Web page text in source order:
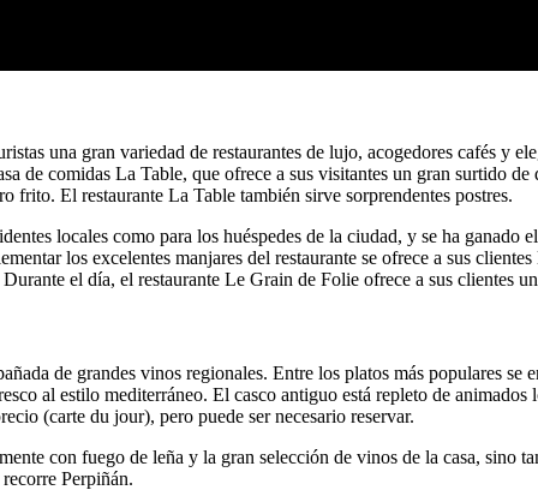
una gran variedad de restaurantes de lujo, acogedores cafés y
de comidas La Table, que ofrece a sus visitantes un gran surtido
frito. El restaurante La Table también sirve sorprendentes postres.
locales como para los huéspedes de la ciudad, y se ha ganado
los excelentes manjares del restaurante se ofrece a sus
el día, el restaurante Le Grain de Folie ofrece a sus clientes
de grandes vinos regionales. Entre los platos más populares
al estilo mediterráneo. El casco antiguo está repleto de
(carte du jour), pero puede ser necesario reservar.
con fuego de leña y la gran selección de vinos de la casa, sino
Perpiñán.